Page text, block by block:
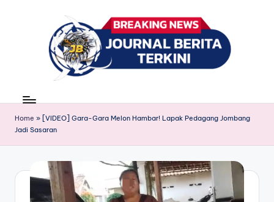
r
n
a
news
Home » [VIDEO] Gara-Gara Melon Hambar! Lapak Pedagang Jombang
Jadi Sasaran